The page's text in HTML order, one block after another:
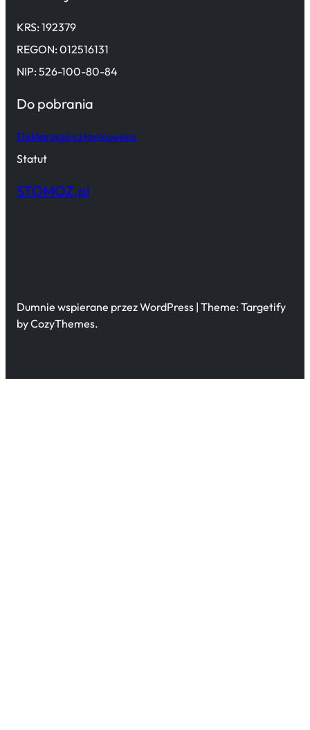
KRS: 192379
REGON: 012516131
NIP: 526-100-80-84
Do pobrania
Deklaracja członkowska
Statut
STOMOZ.pl
Dumnie wspierane przez WordPress | Theme: Targetify
by CozyThemes.